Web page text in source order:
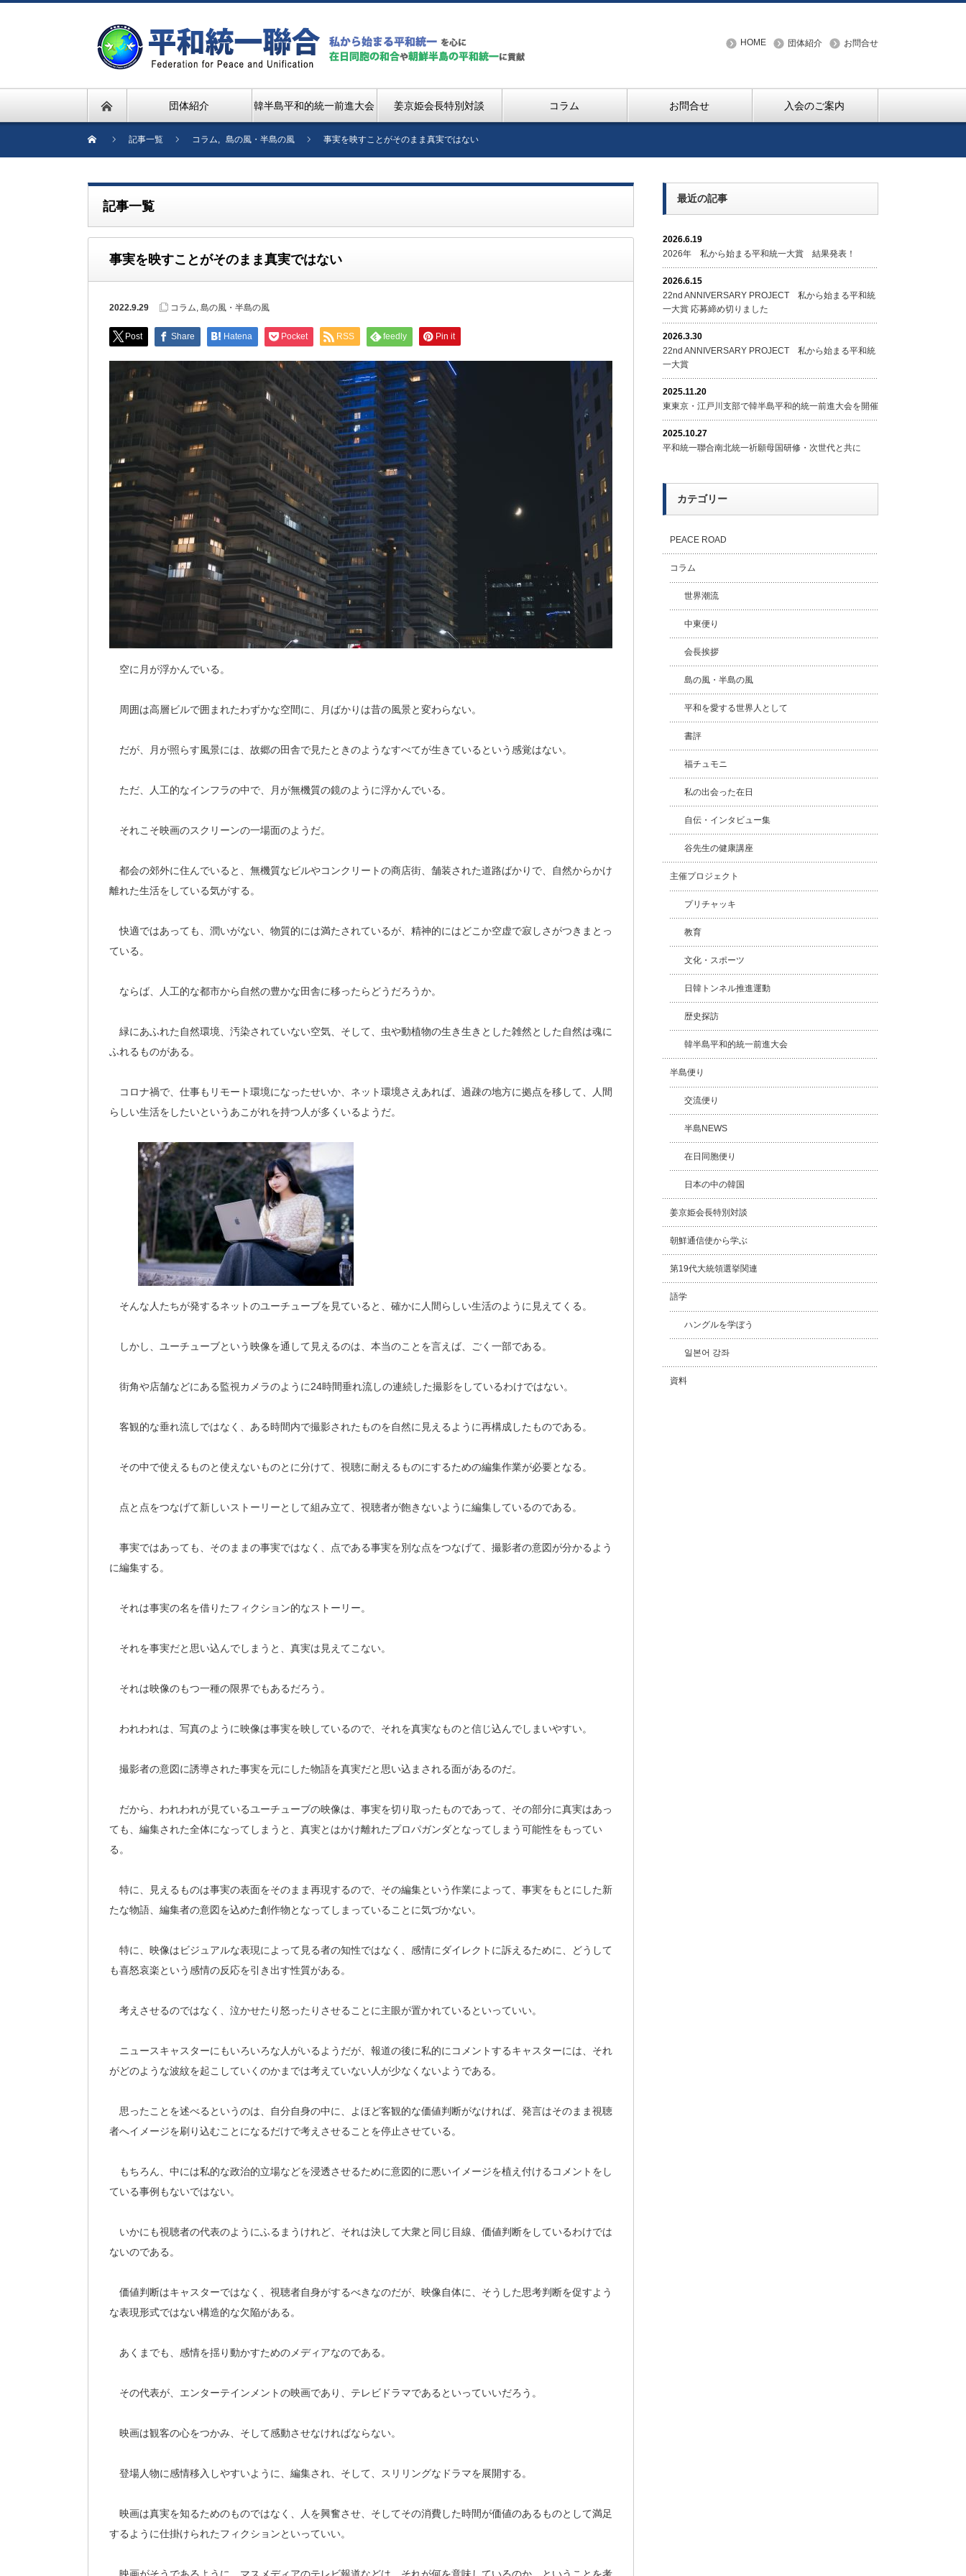
HOME 団体紹介 お問合せ
団体紹介 韓半島平和的統一前進大会 姜京姫会長特別対談 コラム お問合せ 入会のご案内
記事一覧 コラム, 島の風・半島の風 事実を映すことがそのまま真実ではない
記事一覧
事実を映すことがそのまま真実ではない
2022.9.29 コラム, 島の風・半島の風
Post Share Hatena Pocket RSS feedly Pin it
空に月が浮かんでいる。
周囲は高層ビルで囲まれたわずかな空間に、月ばかりは昔の風景と変わらない。
だが、月が照らす風景には、故郷の田舎で見たときのようなすべてが生きているという感覚はない。
ただ、人工的なインフラの中で、月が無機質の鏡のように浮かんでいる。
それこそ映画のスクリーンの一場面のようだ。
都会の郊外に住んでいると、無機質なビルやコンクリートの商店街、舗装された道路ばかりで、自然からかけ
離れた生活をしている気がする。
快適ではあっても、潤いがない、物質的には満たされているが、精神的にはどこか空虚で寂しさがつきまとっ
ている。
ならば、人工的な都市から自然の豊かな田舎に移ったらどうだろうか。
緑にあふれた自然環境、汚染されていない空気、そして、虫や動植物の生き生きとした雑然とした自然は魂に
ふれるものがある。
コロナ禍で、仕事もリモート環境になったせいか、ネット環境さえあれば、過疎の地方に拠点を移して、人間
らしい生活をしたいというあこがれを持つ人が多くいるようだ。
そんな人たちが発するネットのユーチューブを見ていると、確かに人間らしい生活のように見えてくる。
しかし、ユーチューブという映像を通して見えるのは、本当のことを言えば、ごく一部である。
街角や店舗などにある監視カメラのように24時間垂れ流しの連続した撮影をしているわけではない。
客観的な垂れ流しではなく、ある時間内で撮影されたものを自然に見えるように再構成したものである。
その中で使えるものと使えないものとに分けて、視聴に耐えるものにするための編集作業が必要となる。
点と点をつなげて新しいストーリーとして組み立て、視聴者が飽きないように編集しているのである。
事実ではあっても、そのままの事実ではなく、点である事実を別な点をつなげて、撮影者の意図が分かるよう
に編集する。
それは事実の名を借りたフィクション的なストーリー。
それを事実だと思い込んでしまうと、真実は見えてこない。
それは映像のもつ一種の限界でもあるだろう。
われわれは、写真のように映像は事実を映しているので、それを真実なものと信じ込んでしまいやすい。
撮影者の意図に誘導された事実を元にした物語を真実だと思い込まされる面があるのだ。
だから、われわれが見ているユーチューブの映像は、事実を切り取ったものであって、その部分に真実はあっ
ても、編集された全体になってしまうと、真実とはかけ離れたプロパガンダとなってしまう可能性をもってい
る。
特に、見えるものは事実の表面をそのまま再現するので、その編集という作業によって、事実をもとにした新
たな物語、編集者の意図を込めた創作物となってしまっていることに気づかない。
特に、映像はビジュアルな表現によって見る者の知性ではなく、感情にダイレクトに訴えるために、どうして
も喜怒哀楽という感情の反応を引き出す性質がある。
考えさせるのではなく、泣かせたり怒ったりさせることに主眼が置かれているといっていい。
ニュースキャスターにもいろいろな人がいるようだが、報道の後に私的にコメントするキャスターには、それ
がどのような波紋を起こしていくのかまでは考えていない人が少なくないようである。
思ったことを述べるというのは、自分自身の中に、よほど客観的な価値判断がなければ、発言はそのまま視聴
者へイメージを刷り込むことになるだけで考えさせることを停止させている。
もちろん、中には私的な政治的立場などを浸透させるために意図的に悪いイメージを植え付けるコメントをし
ている事例もないではない。
いかにも視聴者の代表のようにふるまうけれど、それは決して大衆と同じ目線、価値判断をしているわけでは
ないのである。
価値判断はキャスターではなく、視聴者自身がするべきなのだが、映像自体に、そうした思考判断を促すよう
な表現形式ではない構造的な欠陥がある。
あくまでも、感情を揺り動かすためのメディアなのである。
その代表が、エンターテインメントの映画であり、テレビドラマであるといっていいだろう。
映画は観客の心をつかみ、そして感動させなければならない。
登場人物に感情移入しやすいように、編集され、そして、スリリングなドラマを展開する。
映画は真実を知るためのものではなく、人を興奮させ、そしてその消費した時間が価値のあるものとして満足
するように仕掛けられたフィクションといっていい。
最近の記事
2026.6.19
2026年 私から始まる平和統一大賞 結果発表！
2026.6.15
22nd ANNIVERSARY PROJECT 私から始まる平和統
一大賞 応募締め切りました
2026.3.30
22nd ANNIVERSARY PROJECT 私から始まる平和統
一大賞
2025.11.20
東東京・江戸川支部で韓半島平和的統一前進大会を開催
2025.10.27
平和統一聯合南北統一祈願母国研修・次世代と共に
カテゴリー
PEACE ROAD
コラム
世界潮流
中東便り
会長挨拶
島の風・半島の風
平和を愛する世界人として
書評
福チュモニ
私の出会った在日
自伝・インタビュー集
谷先生の健康講座
主催プロジェクト
プリチャッキ
教育
文化・スポーツ
日韓トンネル推進運動
歴史探訪
韓半島平和的統一前進大会
半島便り
交流便り
半島NEWS
在日同胞便り
日本の中の韓国
姜京姫会長特別対談
朝鮮通信使から学ぶ
第19代大統領選挙関連
語学
ハングルを学ぼう
일본어 강좌
資料